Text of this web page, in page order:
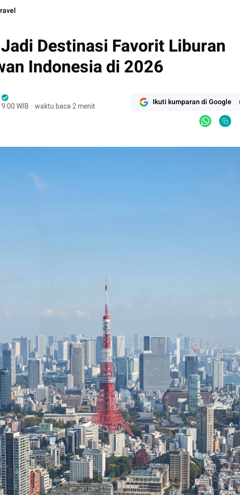
Destinasi Favorit Liburan
Indonesia di 2026
WIB · waktu baca 2 menit Ikuti kumparan di Google